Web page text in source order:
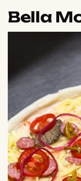
Bella